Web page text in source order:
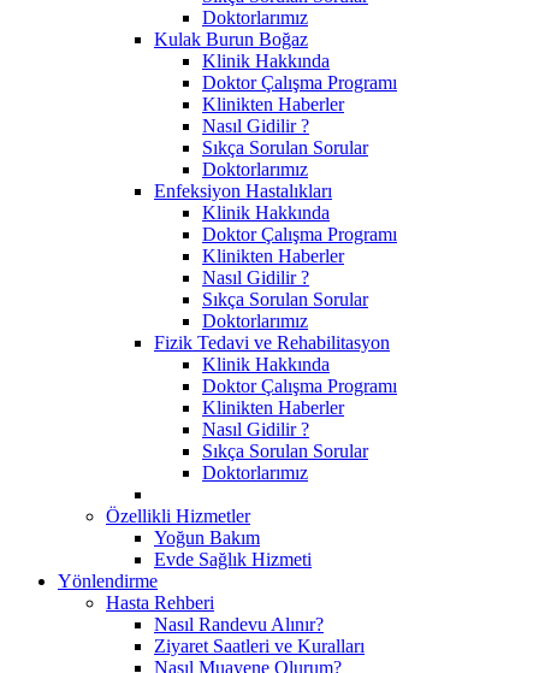
Doktorlarımız
Kulak Burun Boğaz
Klinik Hakkında
Doktor Çalışma Programı
Klinikten Haberler
Nasıl Gidilir ?
Sıkça Sorulan Sorular
Doktorlarımız
Enfeksiyon Hastalıkları
Klinik Hakkında
Doktor Çalışma Programı
Klinikten Haberler
Nasıl Gidilir ?
Sıkça Sorulan Sorular
Doktorlarımız
Fizik Tedavi ve Rehabilitasyon
Klinik Hakkında
Doktor Çalışma Programı
Klinikten Haberler
Nasıl Gidilir ?
Sıkça Sorulan Sorular
Doktorlarımız
Özellikli Hizmetler
Yoğun Bakım
Evde Sağlık Hizmeti
Yönlendirme
Hasta Rehberi
Nasıl Randevu Alınır?
Ziyaret Saatleri ve Kuralları
Nasıl Muayene Olurum?